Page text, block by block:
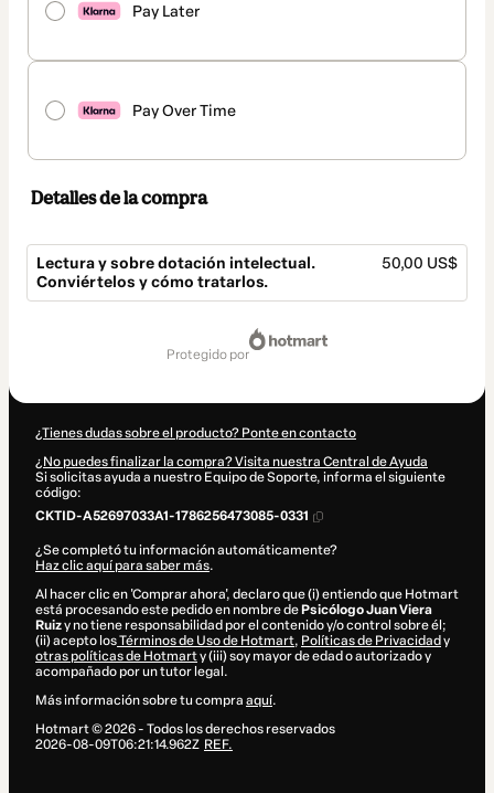
Pay Later
Pay Over Time
Detalles de la compra
Lectura y sobre dotación intelectual.
Conviértelos y cómo tratarlos.
50,00 US$
protegido por
¿Tienes dudas sobre el producto? Ponte en contacto
¿No puedes finalizar la compra? Visita nuestra Central de Ayuda
Si solicitas ayuda a nuestro Equipo de Soporte, informa el siguiente
código:
CKTID-A52697033A1-1786256473085-0331
¿Se completó tu información automáticamente?
Haz clic aquí para saber más.
Al hacer clic en 'Comprar ahora', declaro que (i) entiendo que Hotmart
está procesando este pedido en nombre de Psicólogo Juan Viera
Ruizy no tiene responsabilidad por el contenido y/o control sobre él;
(ii) acepto losTérminos de Uso de Hotmart, Políticas de Privacidad y
otras políticas de Hotmarty (iii) soy mayor de edad o autorizado y
acompañado por un tutor legal.
Más información sobre tu compra aquí.
Hotmart ©2026- Todos los derechos reservados
2026-08-09T06:21:14.962Z REF.